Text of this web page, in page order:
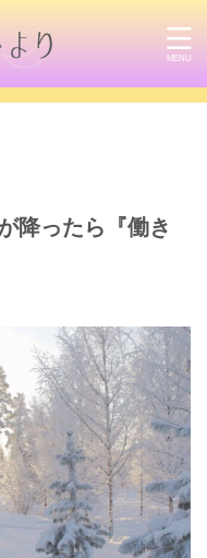
降ったら『働き